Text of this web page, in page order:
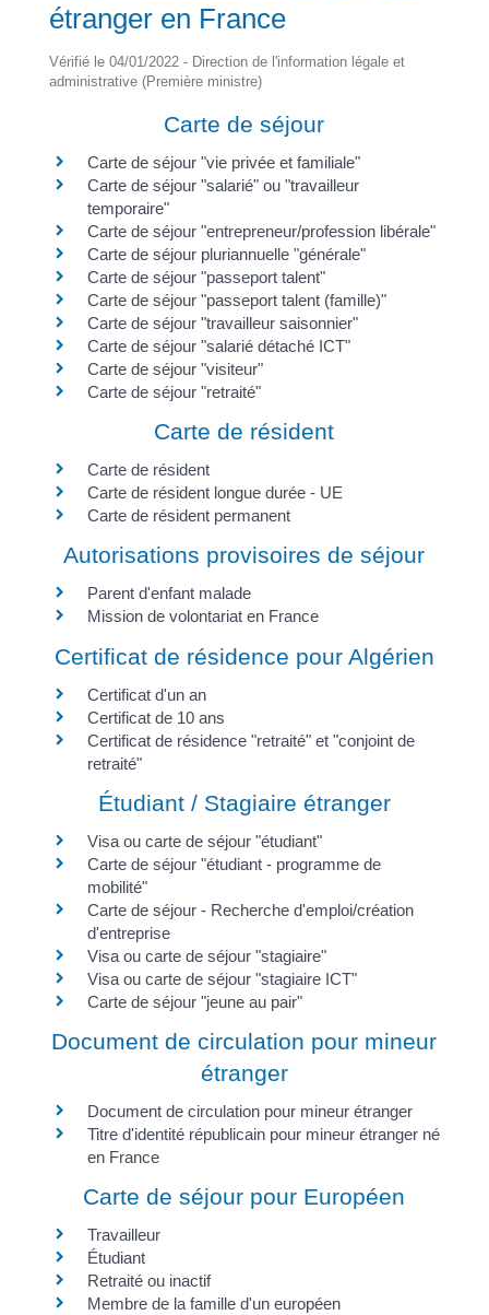
étranger en France
Vérifié le 04/01/2022 - Direction de l'information légale et
administrative (Première ministre)
Carte de séjour
Carte de séjour "vie privée et familiale"
Carte de séjour "salarié" ou "travailleur
temporaire"
Carte de séjour "entrepreneur/profession libérale"
Carte de séjour pluriannuelle "générale"
Carte de séjour "passeport talent"
Carte de séjour "passeport talent (famille)"
Carte de séjour "travailleur saisonnier"
Carte de séjour "salarié détaché ICT"
Carte de séjour "visiteur"
Carte de séjour "retraité"
Carte de résident
Carte de résident
Carte de résident longue durée - UE
Carte de résident permanent
Autorisations provisoires de séjour
Parent d'enfant malade
Mission de volontariat en France
Certificat de résidence pour Algérien
Certificat d'un an
Certificat de 10 ans
Certificat de résidence "retraité" et "conjoint de
retraité"
Étudiant / Stagiaire étranger
Visa ou carte de séjour "étudiant"
Carte de séjour "étudiant - programme de
mobilité"
Carte de séjour - Recherche d'emploi/création
d'entreprise
Visa ou carte de séjour "stagiaire"
Visa ou carte de séjour "stagiaire ICT"
Carte de séjour "jeune au pair"
Document de circulation pour mineur
étranger
Document de circulation pour mineur étranger
Titre d'identité républicain pour mineur étranger né
en France
Carte de séjour pour Européen
Travailleur
Étudiant
Retraité ou inactif
Membre de la famille d'un européen